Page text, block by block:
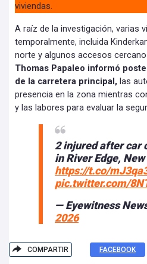
viviendas.
A raíz de la investigación, varias
temporalmente, incluida
norte y algunos accesos
Thomas Papaleo informó
de la carretera principal, las
presencia en la zona mientras
y las labores para evaluar la
2 injured after car
in River Edge,
https://t.co/
pic.twitter.com/
— Eyewitness
2026
COMPARTIR FACEBOOK